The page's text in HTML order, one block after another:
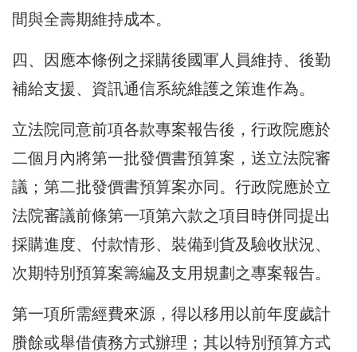
間與全壽期維持成本。
四、因應本條例之採購後國軍人員維持、後勤
補給支援、資訊通信系統維護之策進作為。
立法院同意前項各款專案報告後，行政院應於
二個月內將第一批發價書預算案，送立法院審
議；第二批發價書預算案亦同。行政院應於立
法院審議前條第一項第六款之項目時併同提出
採購進度、付款情形、裝備到貨及驗收狀況、
次期特別預算案籌編及支用規劃之專案報告。
第一項所需經費來源，得以移用以前年度歲計
賸餘或舉借債務方式辦理；其以特別預算方式